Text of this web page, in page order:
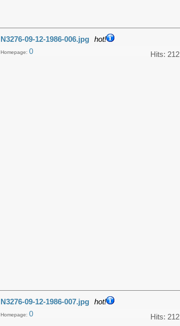
N3276-09-12-1986-006.jpg hot!
Hits: 212
Homepage: 0
N3276-09-12-1986-007.jpg hot!
Hits: 212
Homepage: 0